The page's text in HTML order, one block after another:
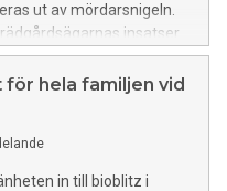
ut av mördarsnigeln.
insatser
för hela familjen vid
in till bioblitz i